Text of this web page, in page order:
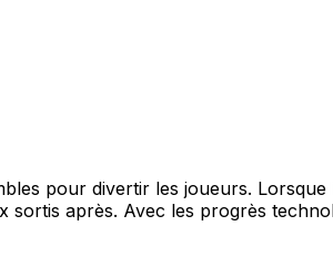
pour divertir les joueurs.
sortis après. Avec les progrès